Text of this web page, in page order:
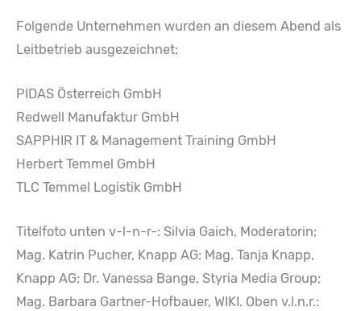
Folgende Unternehmen wurden an diesem Abend als
Leitbetrieb ausgezeichnet:
PIDAS Österreich GmbH
Redwell Manufaktur GmbH
SAPPHIR IT & Management Training GmbH
Herbert Temmel GmbH
TLC Temmel Logistik GmbH
Titelfoto unten v-l-n-r-: Silvia Gaich, Moderatorin;
Mag. Katrin Pucher, Knapp AG; Mag. Tanja Knapp,
Knapp AG; Dr. Vanessa Bange, Styria Media Group;
Mag. Barbara Gartner-Hofbauer, WIKI. Oben v.l.n.r.: